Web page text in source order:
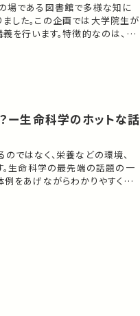
場である図書館で多様な知に
した。この企画では大学院生が
を行います。特徴的なのは、登
を取り入れる点です。学習者が
ー生命科学のホットな話
ではなく、栄養などの環境、
。生命科学の最先端の話題の一
例をあげながらわかりやすく説